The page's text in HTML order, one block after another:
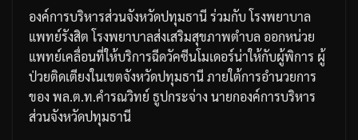
องค์การบริหารส่วนจังหวัดปทุมธานีร่วมกับโรงพยาบาล
แพทย์รังสิต โรงพยาบาลส่งเสริมสุขภาพตำบล ออกหน่วย
แพทย์เคลื่อนที่ให้บริการฉีดวัคซีนโมเดอร์น่าให้กับผู้พิการ ผู้
ป่วยติดเตียงในเขตจังหวัดปทุมธานีภายใต้การอำนวยการ
ของ พล.ต.ท.คำรณวิทย์ ธูปกระจ่าง นายกองค์การบริหาร
ส่วนจังหวัดปทุมธานี